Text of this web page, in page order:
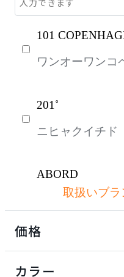
収納家具
パーソナルブース・集中ブ
インテリア雑貨
ライト・照明
キッチン家電
101
ワンオーワンコ
201˚
ニヒャクイチド
ABORD
アボール
アクメファニチ
取扱いブラ
価格
カラー